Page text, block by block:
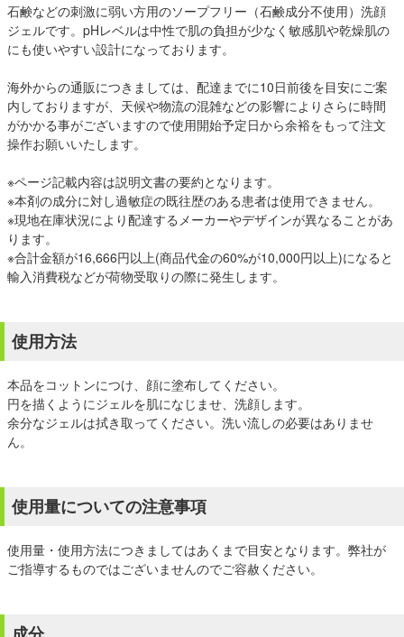
石鹸などの刺激に弱い方用のソープフリー（石鹸成分不使用）洗顔
ジェルです。pHレベルは中性で肌の負担が少なく敏感肌や乾燥肌の
にも使いやすい設計になっております。
海外からの通販につきましては、配達までに10日前後を目安にご案
内しておりますが、天候や物流の混雑などの影響によりさらに時間
がかかる事がございますので使用開始予定日から余裕をもって注文
操作お願いいたします。
※ページ記載内容は説明文書の要約となります。
※本剤の成分に対し過敏症の既往歴のある患者は使用できません。
※現地在庫状況により配達するメーカーやデザインが異なることがあ
ります。
※合計金額が16,666円以上(商品代金の60%が10,000円以上)になると
輸入消費税などが荷物受取りの際に発生します。
使用方法
本品をコットンにつけ、顔に塗布してください。
円を描くようにジェルを肌になじませ、洗顔します。
余分なジェルは拭き取ってください。洗い流しの必要はありませ
ん。
使用量についての注意事項
使用量・使用方法につきましてはあくまで目安となります。弊社が
ご指導するものではございませんのでご容赦ください。